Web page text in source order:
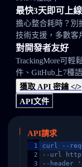
最快3天即可上線
擔心整合耗時？別
技術支援，多數客
對開發者友好
TrackingMore可輕
件、GitHub上7種
獲取 API 密鑰 </>
API文件
API請求
1
2
3
curl --
--url
--header